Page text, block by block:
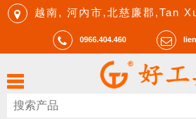
越南, 河內市,北慈廉郡,Tan
0966.404.460